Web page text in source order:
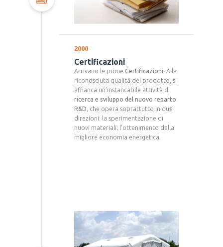
2000
Certificazioni
Arrivano le primeCertificazioni . Alla
riconosciuta qualità del prodotto, si
affianca un’instancabile attività di
ricerca e sviluppo del nuovo reparto
R&D
, che opera soprattutto in due
direzioni: la sperimentazione di
nuovi materiali; l’ottenimento della
migliore economia energetica.